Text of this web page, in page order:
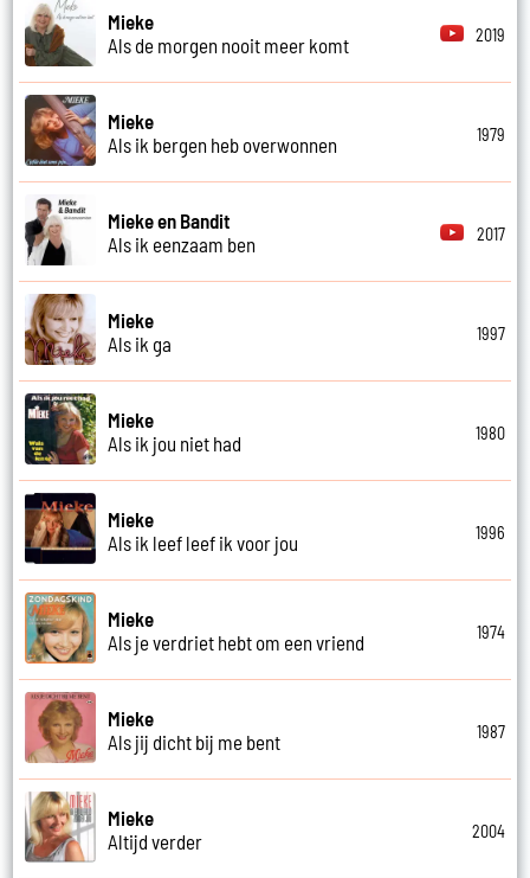
Mieke
Als de morgen nooit meer komt
2019
Mieke
Als ik bergen heb overwonnen
1979
Mieke en Bandit
Als ik eenzaam ben
2017
Mieke
Als ik ga
1997
Mieke
Als ik jou niet had
1980
Mieke
Als ik leef leef ik voor jou
1996
Mieke
Als je verdriet hebt om een vriend
1974
Mieke
Als jij dicht bij me bent
1987
Mieke
Altijd verder
2004